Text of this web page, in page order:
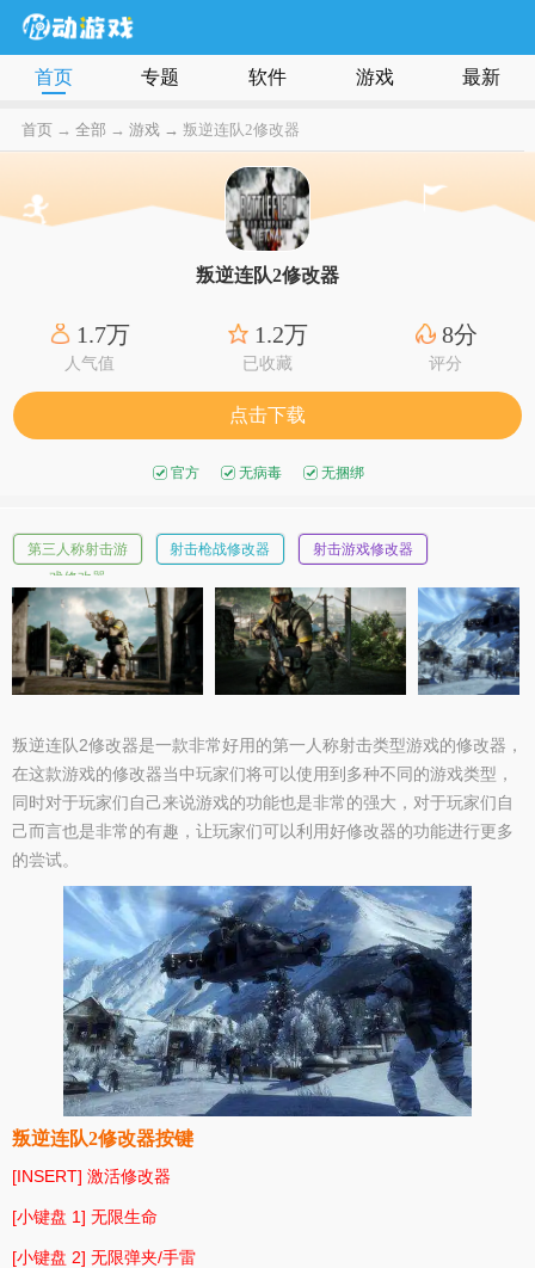
首页 专题 软件 游戏 最新
首页→ 全部 → 游戏 → 叛逆连队2修改器
叛逆连队2修改器
1.7万
人气值
1.2万
已收藏
8分
评分
点击下载
官方 无病毒 无捆绑
第三人称射击游
戏修改器
射击枪战修改器 射击游戏修改器
叛逆连队2修改器是一款非常好用的第一人称射击类型游戏的修改器，
在这款游戏的修改器当中玩家们将可以使用到多种不同的游戏类型，
同时对于玩家们自己来说游戏的功能也是非常的强大，对于玩家们自
己而言也是非常的有趣，让玩家们可以利用好修改器的功能进行更多
的尝试。
叛逆连队2修改器按键
[INSERT] 激活修改器
[小键盘 1] 无限生命
[小键盘 2] 无限弹夹/手雷